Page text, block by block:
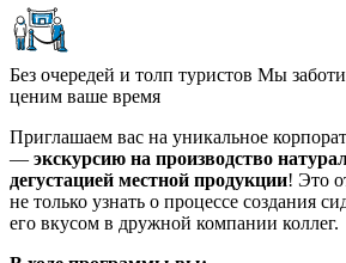
Без очередей и толп туристов Мы
ценим ваше время
Приглашаем вас на уникальное
— экскурсию на производство
дегустацией местной продукции! Это
не только узнать о процессе создания
его вкусом в дружной компании коллег.